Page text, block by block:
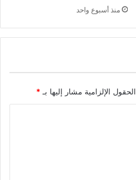
منذ أسبوع واحد
الحقول الإلزامية مشار إليها بـ *